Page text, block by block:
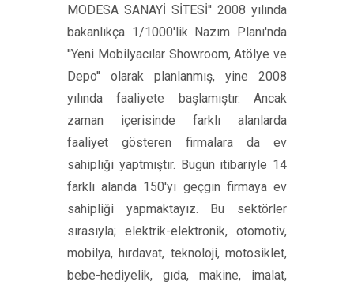
MODESA SANAYİ SİTESİ'' 2008 yılında
bakanlıkça 1/1000'lik Nazım Planı'nda
''Yeni Mobilyacılar Showroom, Atölye ve
Depo'' olarak planlanmış, yine 2008
yılında faaliyete başlamıştır. Ancak
zaman içerisinde farklı alanlarda
faaliyet gösteren firmalara da ev
sahipliği yaptmıştır. Bugün itibariyle 14
farklı alanda 150'yi geçgin firmaya ev
sahipliği yapmaktayız. Bu sektörler
sırasıyla; elektrik-elektronik, otomotiv,
mobilya, hırdavat, teknoloji, motosiklet,
bebe-hediyelik, gıda, makine, imalat,